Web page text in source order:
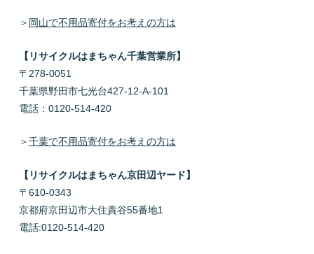
＞ 岡山で不用品寄付をお考えの方は
【リサイクルはまちゃん千葉営業所】
〒278-0051
千葉県野田市七光台427-12-A-101
電話：0120-514-420
＞千葉で不用品寄付をお考えの方は
【リサイクルはまちゃん京田辺ヤード】
〒610-0343
京都府京田辺市大住責谷55番地1
電話:0120-514-420